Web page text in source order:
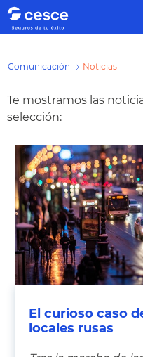
Comunicación Noticias
Te mostramos las
selección:
El curioso caso
locales rusas